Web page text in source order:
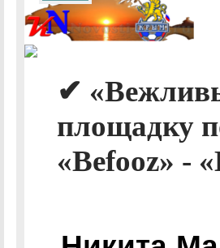
✔
площадку
«Befooz» -